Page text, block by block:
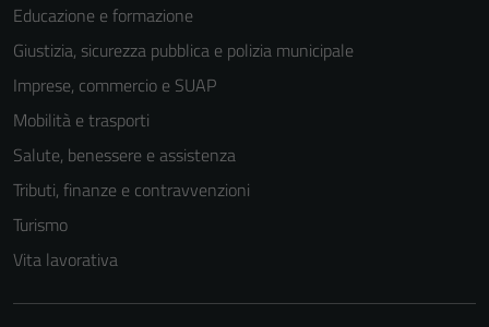
Educazione e formazione
Giustizia, sicurezza pubblica e polizia municipale
Imprese, commercio e SUAP
Mobilità e trasporti
Salute, benessere e assistenza
Tributi, finanze e contravvenzioni
Turismo
Vita lavorativa